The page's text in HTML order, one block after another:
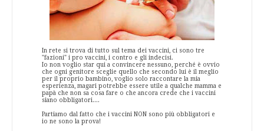
In rete si trova di tutto sul tema dei vaccini, ci sono tre
"fazioni" i pro vaccini, i contro e gli indecisi.
Io non voglio star qui a convincere nessuno, perché è ovvio
che ogni genitore sceglie quello che secondo lui è il meglio
per il proprio bambino, voglio solo raccontare la mia
esperienza, magari potrebbe essere utile a qualche mamma e
papà che non sa cosa fare o che ancora crede che i vaccini
siano obbligatori....
Partiamo dal fatto che i vaccini NON sono più obbligatori e
io ne sono la prova!